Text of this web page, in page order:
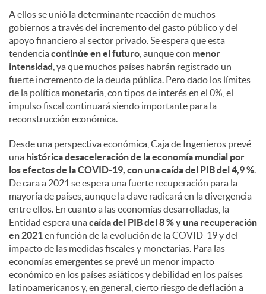
A ellos se unió la determinante reacción de muchos
gobiernos a través del incremento del gasto público y del
apoyo financiero al sector privado. Se espera que esta
tendenciacontinúe en el futuro , aunque con menor
intensidad , ya que muchos países habrán registrado un
fuerte incremento de la deuda pública. Pero dado los límites
de la política monetaria, con tipos de interés en el 0%, el
impulso fiscal continuará siendo importante para la
reconstrucción económica.
Desde una perspectiva económica, Caja de Ingenieros prevé
una histórica desaceleración de la economía mundial por
los efectos de la COVID-19, con una caída del PIB del 4,9 %.
De cara a 2021 se espera una fuerte recuperación para la
mayoría de países, aunque la clave radicará en la divergencia
entre ellos. En cuanto a las economías desarrolladas, la
Entidad espera unacaída del PIB del 8 % y una recuperación
en 2021en función de la evolución de la COVID-19 y del
impacto de las medidas fiscales y monetarias. Para las
economías emergentes se prevé un menor impacto
económico en los países asiáticos y debilidad en los países
latinoamericanos y, en general, cierto riesgo de deflación a